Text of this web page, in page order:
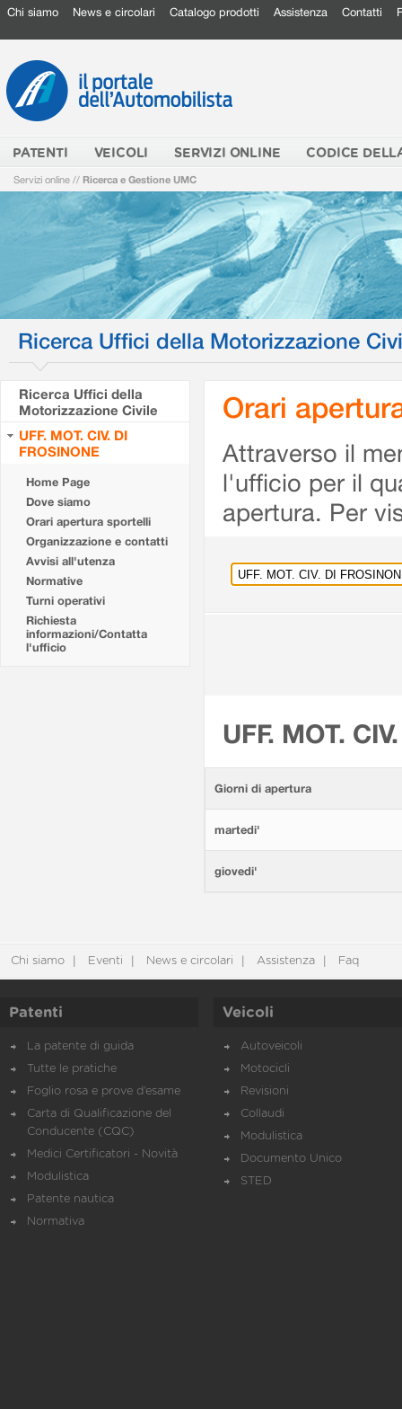
Chi siamo News e circolari Catalogo prodotti Assistenza Contatti
PATENTI VEICOLI SERVIZI ONLINE CODICE
Servizi online // Ricerca e Gestione UMC
Ricerca Uffici della Motorizzazione
Ricerca Uffici della
Motorizzazione Civile
UFF. MOT. CIV. DI
FROSINONE
Home Page
Dove siamo
Orari apertura sportelli
Organizzazione e contatti
Avvisi all'utenza
Normative
Turni operativi
Richiesta
informazioni/Contatta
l'ufficio
Orari
Attraverso il
l'ufficio per il
apertura. Per
UFF. MOT.
Giorni di apertura
martedi'
giovedi'
Chi siamo Eventi News e circolari Assistenza Faq
Patenti
La patente di guida
Tutte le pratiche
Foglio rosa e prove d’esame
Carta di Qualificazione del
Conducente (CQC)
Medici Certificatori - Novità
Modulistica
Patente nautica
Normativa
Veicoli
Autoveicoli
Motocicli
Revisioni
Collaudi
Modulistica
Documento Unico
STED